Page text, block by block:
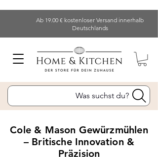
Ab 19.00 € kostenloser Versand innerhalb
Deutschlands
Was suchst du?
Cole & Mason Gewürzmühlen
– Britische Innovation &
Präzision